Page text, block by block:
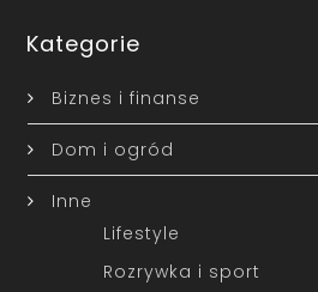
Kategorie
Biznes i finanse
Dom i ogród
Inne
Lifestyle
Rozrywka i sport